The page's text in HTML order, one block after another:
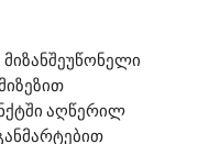
აღწერილ